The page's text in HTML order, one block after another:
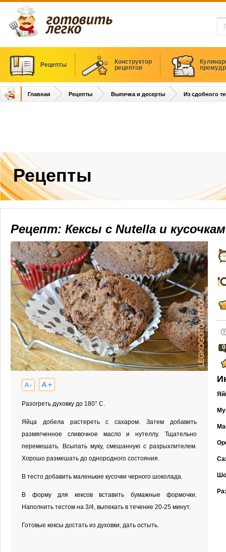
Рецепты
Конструктор
рецептов
Главная Рецепты Выпечка и десерты Из сдобного
Рецепты
Рецепт: Кексы с Nutella и
A - A +
Разогреть духовку до 180° С.
Яйца добела растереть с сахаром. Затем добавить
размягченное сливочное масло и нутеллу. Тщательно
перемешать. Всыпать муку, смешанную с разрыхлителем.
Хорошо размешать до однородного состояния.
В тесто добавить маленькие кусочки черного шоколада.
В форму для кексов вставить бумажные формочки.
Наполнить тестом на 3/4, выпекать в течение 20-25 минут.
Готовые кексы достать из духовки, дать остыть.
0